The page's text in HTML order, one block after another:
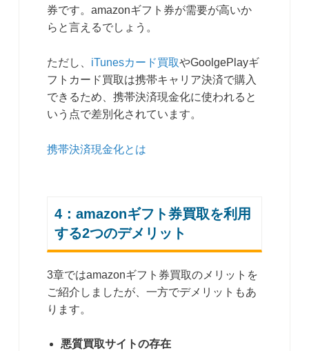
券です。amazonギフト券が需要が高いか
らと言えるでしょう。
ただし、 iTunesカード買取やGoolgePlayギ
フトカード買取は携帯キャリア決済で購入
できるため、携帯決済現金化に使われると
いう点で差別化されています。
携帯決済現金化とは
4：amazonギフト券買取を利用
する2つのデメリット
3章ではamazonギフト券買取のメリットを
ご紹介しましたが、一方でデメリットもあ
ります。
悪質買取サイトの存在